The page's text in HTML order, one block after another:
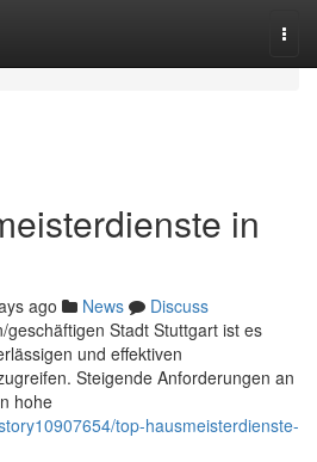
in
ago News
Discuss
Stadt Stuttgart ist es
und effektiven
Steigende Anforderungen an
hohe
top-hausmeisterdienste-